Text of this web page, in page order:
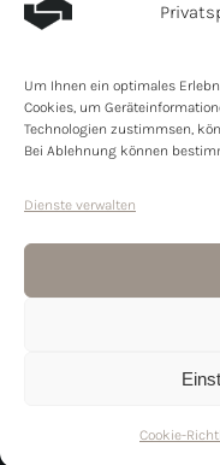
Um Ihnen ein optimales
Cookies, um
Technologien zustimmsen,
Bei Ablehnung können
Dienste verwalten
Cookie-